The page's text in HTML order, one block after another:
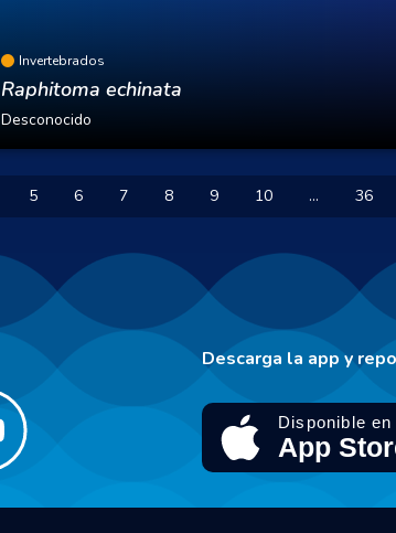
Invertebrados
Raphitoma echinata
Desconocido
5 6 7 8 9 10 ... 36
Descarga la app y